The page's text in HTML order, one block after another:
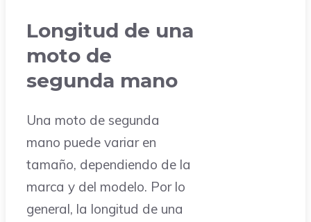
Longitud de una
moto de
segunda mano
Una moto de segunda
mano puede variar en
tamaño, dependiendo de la
marca y del modelo. Por lo
general, la longitud de una